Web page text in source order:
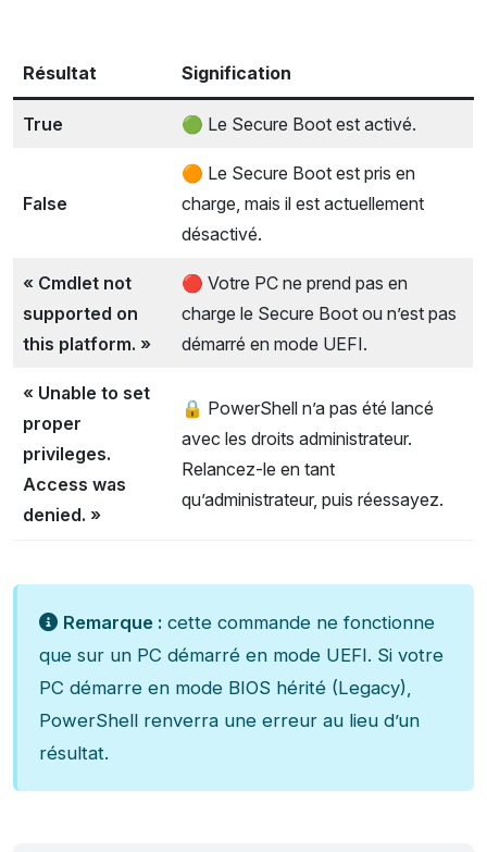
Résultat Signification
True 🟢 Le Secure Boot est activé.
False
🟠 Le Secure Boot est pris en
charge, mais il est actuellement
désactivé.
« Cmdlet not
supported on
this platform. »
🔴 Votre PC ne prend pas en
charge le Secure Boot ou n’est pas
démarré en mode UEFI.
« Unable to set
proper
privileges.
Access was
denied. »
🔒 PowerShell n’a pas été lancé
avec les droits administrateur.
Relancez-le en tant
qu’administrateur, puis réessayez.
Remarque : cette commande ne fonctionne
que sur un PC démarré en mode UEFI. Si votre
PC démarre en mode BIOS hérité (Legacy),
PowerShell renverra une erreur au lieu d’un
résultat.